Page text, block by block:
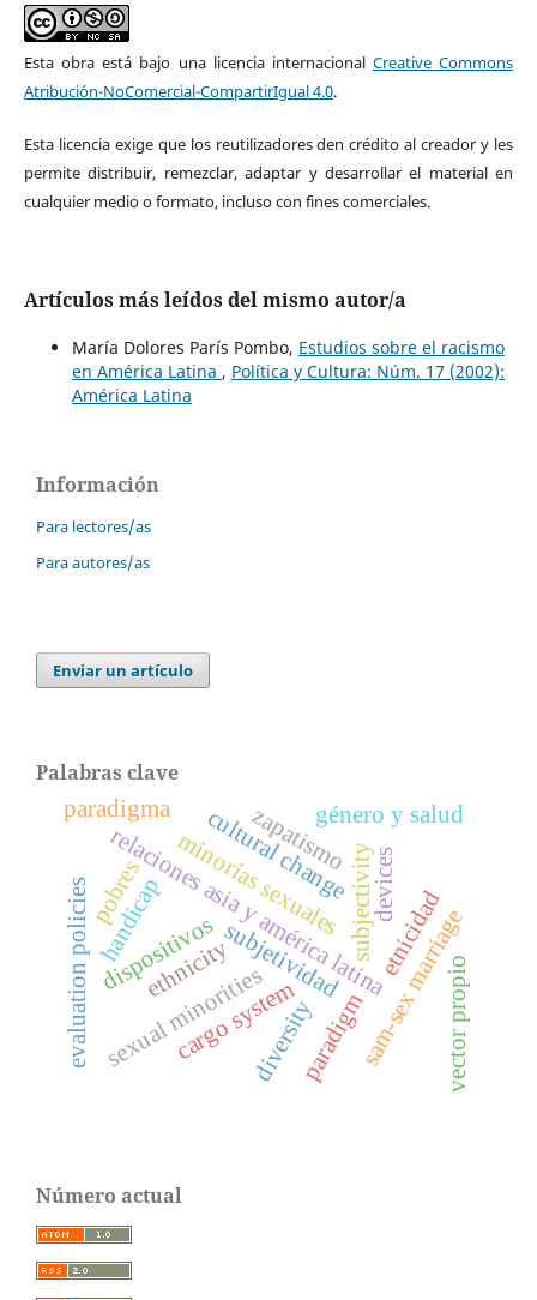
Esta obra está bajo una licencia internacional Creative Commons
Atribución-NoComercial-CompartirIgual 4.0.
Esta licencia exige que los reutilizadores den crédito al creador y les
permite distribuir, remezclar, adaptar y desarrollar el material en
cualquier medio o formato, incluso con fines comerciales.
Artículos más leídos del mismo autor/a
María Dolores París Pombo, Estudios sobre el racismo
en América Latina , Política y Cultura: Núm. 17 (2002):
América Latina
Información
Para lectores/as
Para autores/as
Enviar un artículo
Palabras clave
relaciones asia y américa latina
cargo system
dispositivos
pobres subjectivity
subjetividadsam-sex marriage
sexual minorities
minorías sexuales
cultural change devices
ethnicity etnicidad
zapatismo
paradigm
paradigma género y salud
evaluation policies vector propio
handicap
diversity
Número actual